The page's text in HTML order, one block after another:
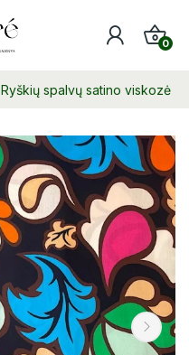
0
Ryškių spalvų satino viskozė